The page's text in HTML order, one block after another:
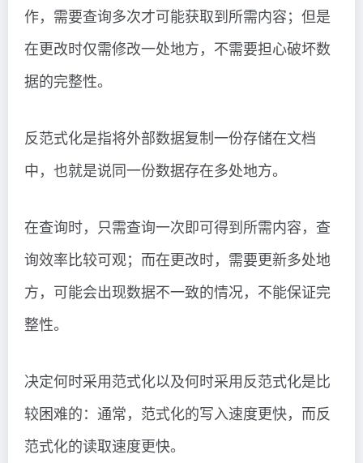
作，需要查询多次才可能获取到所需内容；但是
在更改时仅需修改一处地方，不需要担心破坏数
据的完整性。
反范式化是指将外部数据复制一份存储在文档
中，也就是说同一份数据存在多处地方。
在查询时，只需查询一次即可得到所需内容，查
询效率比较可观；而在更改时，需要更新多处地
方，可能会出现数据不一致的情况，不能保证完
整性。
决定何时采用范式化以及何时采用反范式化是比
较困难的：通常，范式化的写入速度更快，而反
范式化的读取速度更快。